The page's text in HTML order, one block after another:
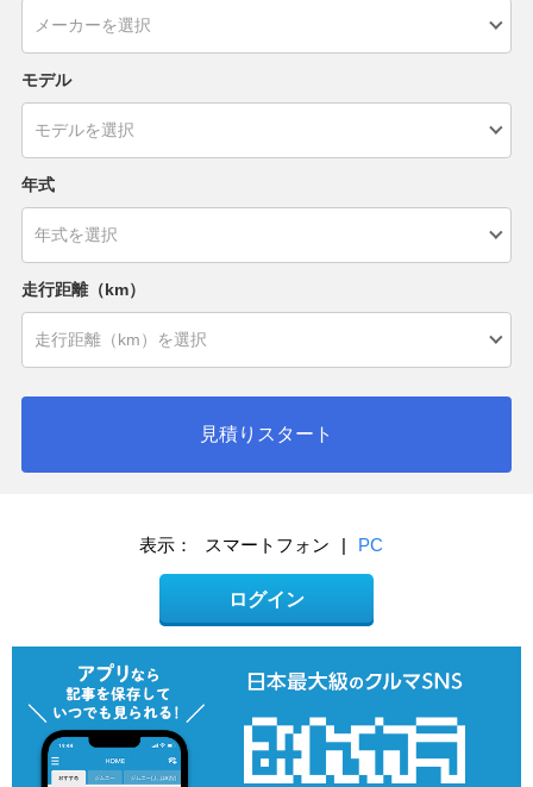
モデル
年式
走行距離（km）
見積りスタート
表示： スマートフォン | PC
ログイン